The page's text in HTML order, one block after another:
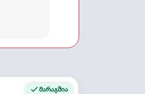
მარაგშია